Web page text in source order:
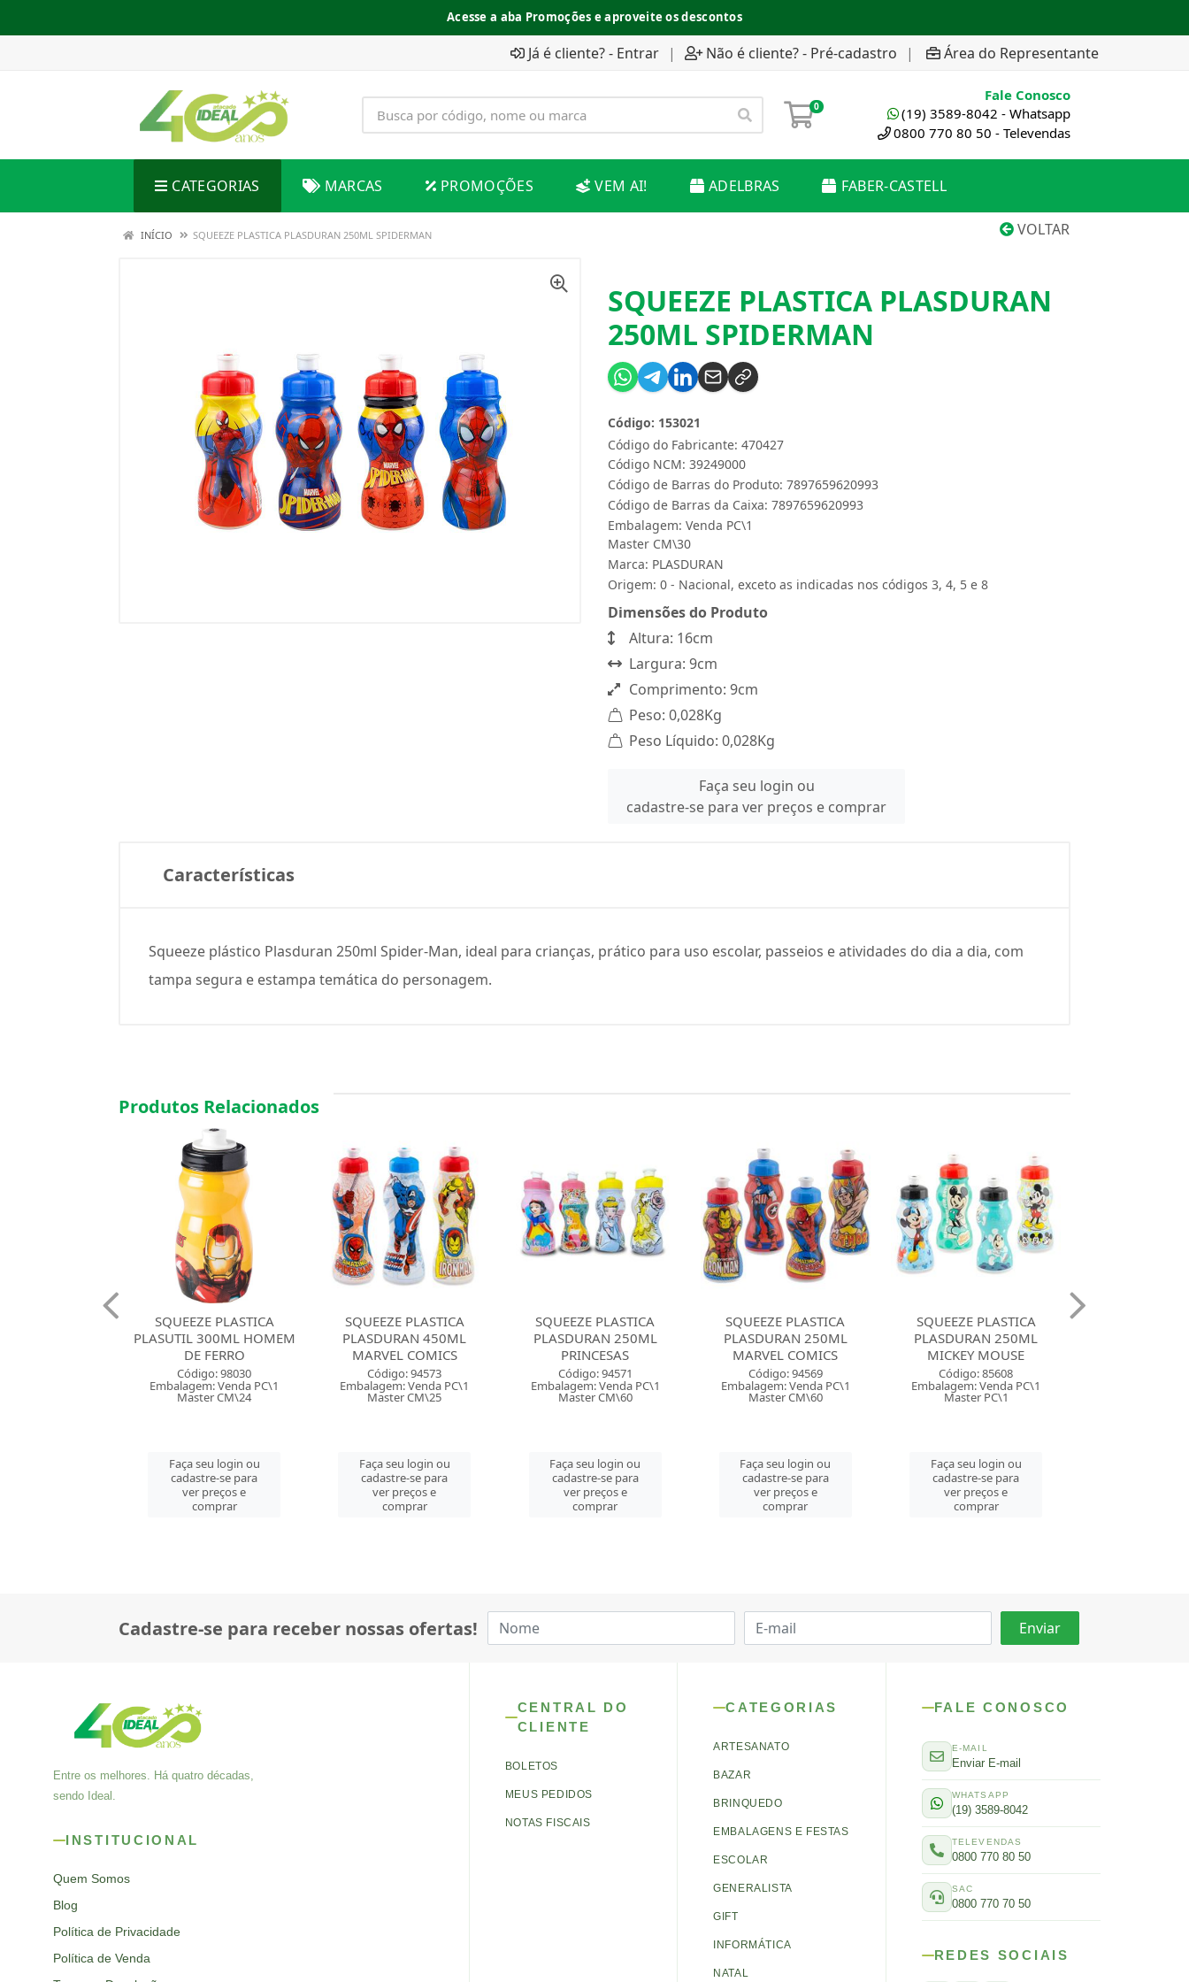
Acesse a aba Promoções e aproveite os descontos
Já é cliente? - Entrar | Não é cliente? - Pré-cadastro | Área do Representante
0
Fale Conosco
(19) 3589-8042 - Whatsapp
0800 770 80 50 - Televendas
CATEGORIAS MARCAS PROMOÇÕES VEM AI! ADELBRAS FABER-CASTELL
VOLTAR
INÍCIO SQUEEZE PLASTICA PLASDURAN 250ML SPIDERMAN
SQUEEZE PLASTICA PLASDURAN
250ML SPIDERMAN
Código do Fabricante: 470427
Código: 153021
Código NCM: 39249000
Código de Barras do Produto: 7897659620993
Código de Barras da Caixa: 7897659620993
Embalagem: Venda PC\1
Master CM\30
Marca: PLASDURAN
Origem: 0 - Nacional, exceto as indicadas nos códigos 3, 4, 5 e 8
Dimensões do Produto
Altura: 16cm
Largura: 9cm
Comprimento: 9cm
Peso: 0,028Kg
Peso Líquido: 0,028Kg
Faça seu login ou
cadastre-se para ver preços e comprar
Características
Squeeze plástico Plasduran 250ml Spider-Man, ideal para crianças, prático para uso escolar, passeios e atividades do dia a dia, com
tampa segura e estampa temática do personagem.
Produtos Relacionados
SQUEEZE PLASTICA
PLASDURAN 450ML
MARVEL COMICS
Código: 94573
Embalagem: Venda PC\1
Master CM\25
Faça seu login ou
cadastre-se para
ver preços e
comprar
SQUEEZE PLASTICA
PLASDURAN 250ML
PRINCESAS
Código: 94571
Embalagem: Venda PC\1
Master CM\60
Faça seu login ou
cadastre-se para
ver preços e
comprar
SQUEEZE PLASTICA
PLASDURAN 250ML
MARVEL COMICS
Código: 94569
Embalagem: Venda PC\1
Master CM\60
Faça seu login ou
cadastre-se para
ver preços e
comprar
SQUEEZE PLASTICA
PLASDURAN 250ML
MICKEY MOUSE
Código: 85608
Embalagem: Venda PC\1
Master PC\1
Faça seu login ou
cadastre-se para
ver preços e
comprar
SQUEEZE PLASTICA
PLASDURAN 450ML
PRINCESAS
Código: 76111
Embalagem: Venda PC\1
Master PC\1
Faça seu login ou
cadastre-se para
ver preços e
comprar
Cadastre-se para receber nossas ofertas!
Entre os melhores. Há quatro décadas,
sendo Ideal.
INSTITUCIONAL
Quem Somos
Blog
Política de Privacidade
Política de Venda
CENTRAL DO
CLIENTE
BOLETOS
MEUS PEDIDOS
NOTAS FISCAIS
CATEGORIAS
ARTESANATO
BAZAR
BRINQUEDO
EMBALAGENS E FESTAS
ESCOLAR
GENERALISTA
GIFT
INFORMÁTICA
NATAL
FALE CONOSCO
E-MAIL
Enviar E-mail
WHATSAPP
(19) 3589-8042
TELEVENDAS
0800 770 80 50
SAC
0800 770 70 50
REDES SOCIAIS